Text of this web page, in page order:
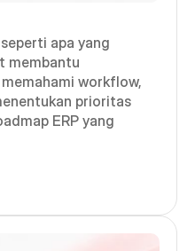
apa yang
membantu
workflow,
prioritas
ERP yang